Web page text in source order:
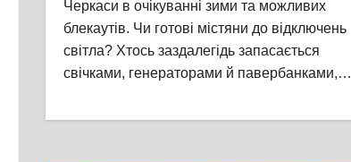
Черкаси в очікуванні зими та можливих
блекаутів. Чи готові містяни до відключень
світла? Хтось заздалегідь запасається
свічками, генераторами й павербанками,…